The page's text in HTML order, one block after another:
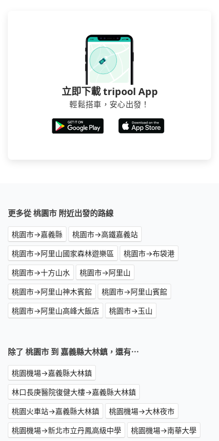
立即下載 tripool App
輕鬆搭車，安心出發！
更多從 桃園市 附近出發的路線
桃園市→嘉義縣
桃園市→高鐵嘉義站
桃園市→阿里山國家森林遊樂區
桃園市→布袋港
桃園市→十方山水
桃園市→阿里山
桃園市→阿里山神木賓館
桃園市→阿里山賓館
桃園市→阿里山高峰大飯店
桃園市→玉山
除了 桃園市 到 嘉義縣大林鎮，還有⋯
桃園機場→嘉義縣大林鎮
林口長庚醫院復健大樓→嘉義縣大林鎮
桃園火車站→嘉義縣大林鎮
桃園機場→大林夜市
桃園機場→新北市立丹鳳高級中學
桃園機場→南華大學